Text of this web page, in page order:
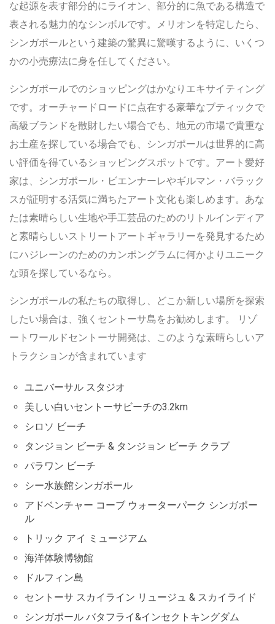
な起源を表す部分的にライオン、部分的に魚である構造で
表される魅力的なシンボルです。メリオンを特定したら、
シンガポールという建築の驚異に驚嘆するように、いくつ
かの小売療法に身を任してください。
シンガポールでのショッピングはかなりエキサイティング
です。オーチャードロードに点在する豪華なブティックで
高級ブランドを散財したい場合でも、地元の市場で貴重な
お土産を探している場合でも、シンガポールは世界的に高
い評価を得ているショッピングスポットです。アート愛好
家は、シンガポール・ビエンナーレやギルマン・バラック
スが証明する活気に満ちたアート文化も楽しめます。あな
たは素晴らしい生地や手工芸品のためのリトルインディア
と素晴らしいストリートアートギャラリーを発見するため
にハジレーンのためのカンポングラムに何かよりユニーク
な頭を探しているなら。
シンガポールの私たちの取得し、どこか新しい場所を探索
したい場合は、強くセントーサ島をお勧めします。 リゾ
ートワールドセントーサ開発は、このような素晴らしいア
トラクションが含まれています
ユニバーサル スタジオ
美しい白いセントーサビーチの3.2km
シロソ ビーチ
タンジョン ビーチ & タンジョン ビーチ クラブ
パラワン ビーチ
シー水族館シンガポール
アドベンチャー コーブ ウォーターパーク シンガポー
ル
トリック アイ ミュージアム
海洋体験博物館
ドルフィン島
セントーサ スカイライン リュージュ & スカイライド
シンガポール バタフライ&インセクトキングダム